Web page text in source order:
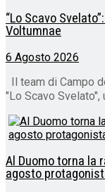
“Lo Scavo
Voltumnae
6 Agosto 2026
Il team di Campo
"Lo Scavo Svelato",
Al Duomo torna la
agosto